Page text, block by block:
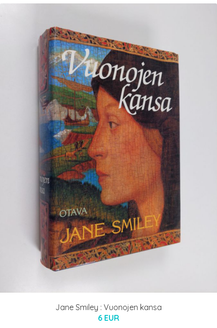
Jane Smiley : Vuonojen kansa
6 EUR